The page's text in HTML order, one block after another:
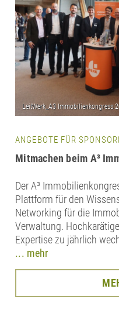
ANGEBOTE FÜR
Mitmachen beim A³
Der A³
Plattform für den
Networking für die
Verwaltung.
Expertise zu jährlich
... mehr